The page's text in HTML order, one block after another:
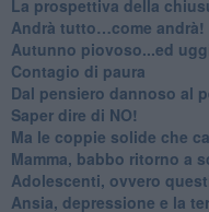
​La prospettiva della
​Andrà tutto…come andrà!
Autunno piovoso...ed
​Contagio di paura
​Dal pensiero dannoso al
​Saper dire di NO!
​Ma le coppie solide che
​Mamma, babbo ritorno a
Adolescenti, ovvero
Ansia, depressione e la